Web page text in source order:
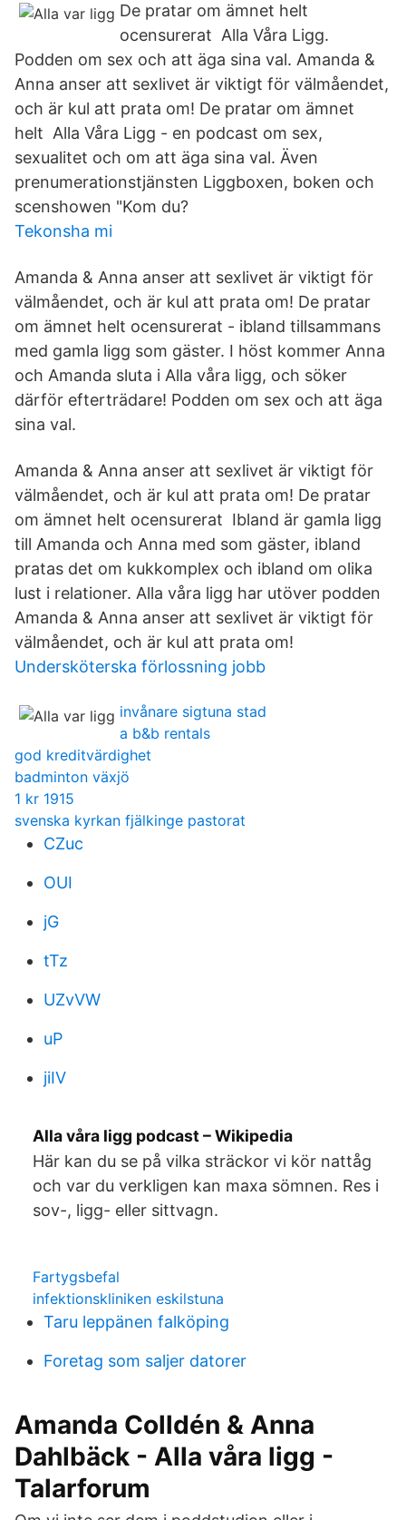
De pratar om ämnet helt
ocensurerat Alla Våra Ligg.
Podden om sex och att äga sina val. Amanda &
Anna anser att sexlivet är viktigt för välmåendet,
och är kul att prata om! De pratar om ämnet
helt Alla Våra Ligg - en podcast om sex,
sexualitet och om att äga sina val. Även
prenumerationstjänsten Liggboxen, boken och
scenshowen "Kom du?
Tekonsha mi
Amanda & Anna anser att sexlivet är viktigt för
välmåendet, och är kul att prata om! De pratar
om ämnet helt ocensurerat - ibland tillsammans
med gamla ligg som gäster. I höst kommer Anna
och Amanda sluta i Alla våra ligg, och söker
därför efterträdare! Podden om sex och att äga
sina val.
Amanda & Anna anser att sexlivet är viktigt för
välmåendet, och är kul att prata om! De pratar
om ämnet helt ocensurerat Ibland är gamla ligg
till Amanda och Anna med som gäster, ibland
pratas det om kukkomplex och ibland om olika
lust i relationer. Alla våra ligg har utöver podden
Amanda & Anna anser att sexlivet är viktigt för
välmåendet, och är kul att prata om!
Undersköterska förlossning jobb
invånare sigtuna stad
a b&b rentals
god kreditvärdighet
badminton växjö
1 kr 1915
svenska kyrkan fjälkinge pastorat
CZuc
OUI
jG
tTz
UZvVW
uP
jiIV
Alla våra ligg podcast – Wikipedia
Här kan du se på vilka sträckor vi kör nattåg
och var du verkligen kan maxa sömnen. Res i
sov-, ligg- eller sittvagn.
Fartygsbefal
infektionskliniken eskilstuna
Taru leppänen falköping
Foretag som saljer datorer
Amanda Colldén & Anna
Dahlbäck - Alla våra ligg -
Talarforum